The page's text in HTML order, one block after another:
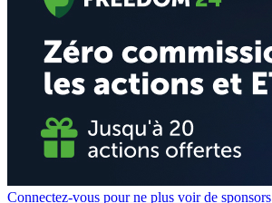
Connectez-vous pour ne plus voir de sponsors